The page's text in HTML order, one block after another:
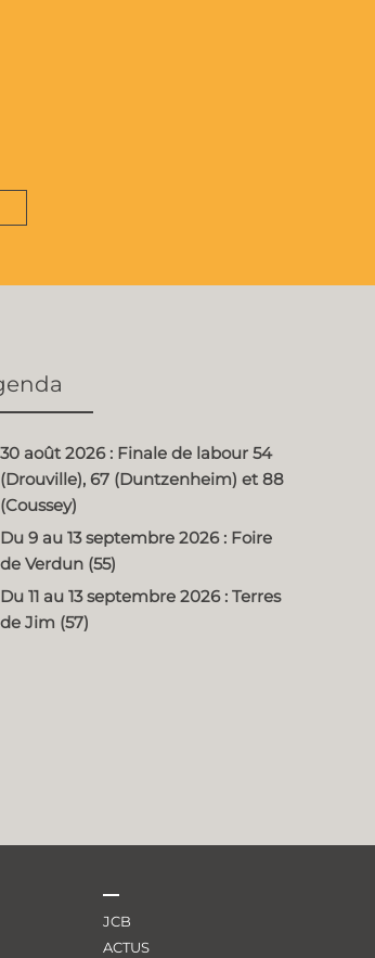
30 août 2026 : Finale de labour 54
(Drouville), 67 (Duntzenheim) et 88
(Coussey)
Du 9 au 13 septembre 2026 : Foire
de Verdun (55)
Du 11 au 13 septembre 2026 : Terres
de Jim (57)
JCB
ACTUS